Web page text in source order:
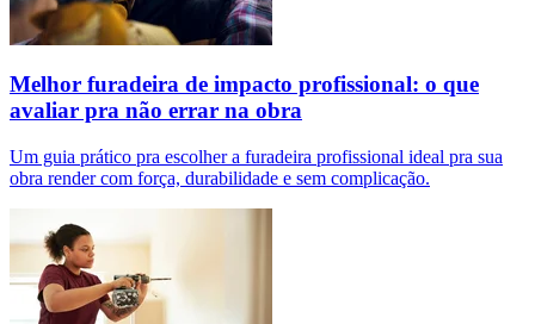
Melhor furadeira de impacto profissional: o que
avaliar pra não errar na obra
Um guia prático pra escolher a furadeira profissional ideal pra sua
obra render com força, durabilidade e sem complicação.